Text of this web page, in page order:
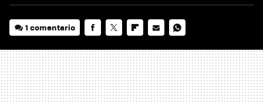
1 comentario
MAIL